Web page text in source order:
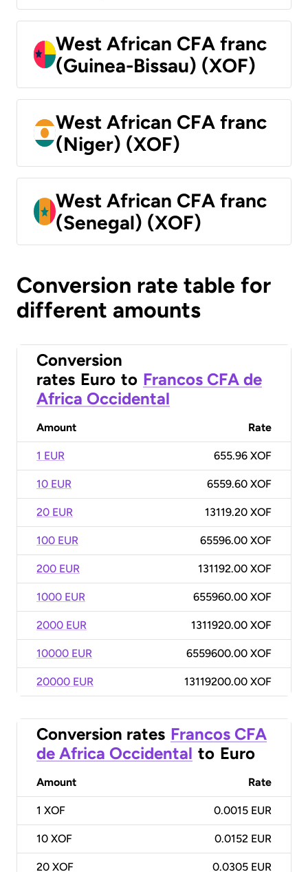
West African CFA franc
(Guinea-Bissau) (XOF)
West African CFA franc
(Niger) (XOF)
West African CFA franc
(Senegal) (XOF)
Conversion rate table for
different amounts
Conversion
rates Euro to Francos CFA de
Africa Occidental
Amount Rate
1 EUR 655.96 XOF
10 EUR 6559.60 XOF
20 EUR 13119.20 XOF
100 EUR 65596.00 XOF
200 EUR 131192.00 XOF
1000 EUR 655960.00 XOF
2000 EUR 1311920.00 XOF
10000 EUR 6559600.00 XOF
20000 EUR 13119200.00 XOF
Conversion rates Francos CFA
de Africa Occidental to Euro
Amount Rate
1 XOF 0.0015 EUR
10 XOF 0.0152 EUR
20 XOF 0.0305 EUR